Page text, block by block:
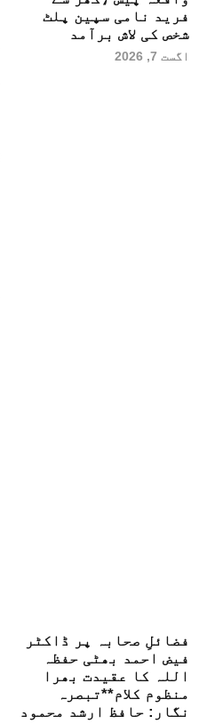
فرید نامی سپین پلٹ
شخص کی لاش برآمد
اگست 7, 2026
فضائلِ صحابہ پر ڈاکٹر
فیض احمد بھٹی حفظہ
اللہ کا عقیدت بھرا
منظوم کلام**تبصرہ
نگار: حافظ ارشد محمود